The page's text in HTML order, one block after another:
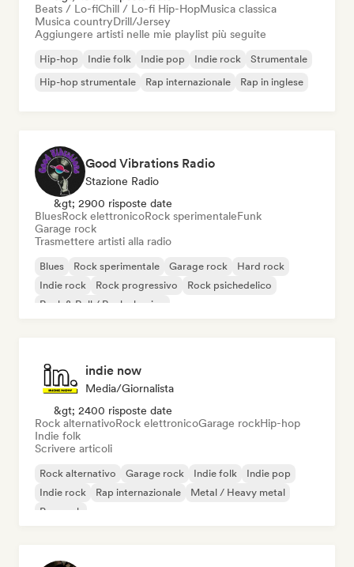
Beats / Lo-fiChill / Lo-fi Hip-HopMusica classica
Musica countryDrill/Jersey
Aggiungere artisti nelle mie playlist più seguite
Hip-hop Indie folk Indie pop Indie rock
Strumentale
Hip-hop strumentale
Rap internazionale Rap in inglese
Good Vibrations Radio
Stazione Radio
&gt; 2900 risposte date
BluesRock elettronicoRock sperimentaleFunk
Garage rock
Trasmettere artisti alla radio
Blues Rock sperimentale Garage rock
Hard rock
Indie rock
Rock progressivo
Rock psichedelico
Rock & Roll / Rock classico
indie now
Media/Giornalista
&gt; 2400 risposte date
Rock alternativoRock elettronicoGarage rockHip-hop
Indie folk
Scrivere articoli
Rock alternativo Garage rock Indie folk
Indie pop
Indie rock
Rap internazionale
Metal / Heavy metal
Pop rock